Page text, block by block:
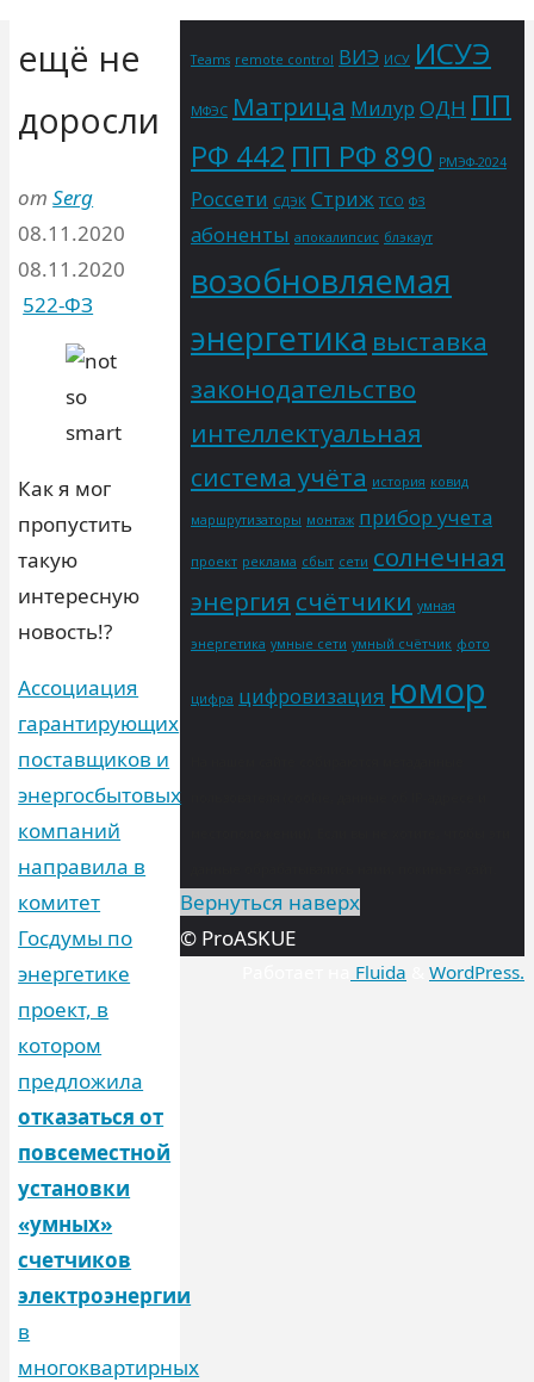
ещё не
доросли
от Serg
08.11.2020
08.11.2020
522-ФЗ
Как я мог
пропустить
такую
интересную
новость!?
Ассоциация
гарантирующих
поставщиков и
энергосбытовых
компаний
направила в
комитет
Госдумы по
энергетике
проект, в
котором
предложила
отказаться от
повсеместной
установки
«умных»
счетчиков
электроэнергии
в
многоквартирных
Teams remote control ВИЭ ИСУ ИСУЭ
МФЭС Матрица Милур ОДН ПП
РФ 442 ПП РФ 890 РМЭФ-2024
Россети СДЭК Стриж ТСО ФЗ
абоненты апокалипсис блэкаут
возобновляемая
энергетика выставка
законодательство
интеллектуальная
система учёта история ковид
маршрутизаторы монтаж прибор учета
проект реклама сбыт сети солнечная
энергия счётчики умная
энергетика умные сети умный счётчик фото
цифра цифровизация юмор
Вернуться наверх
© ProASKUE
Fluida WordPress.